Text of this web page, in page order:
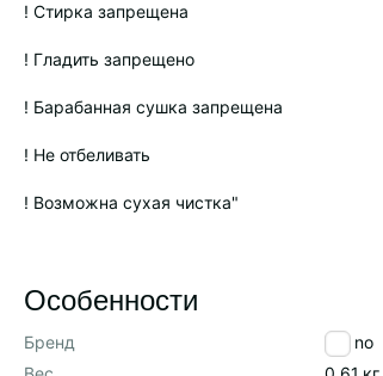
! Стирка запрещена
! Гладить запрещено
! Барабанная сушка запрещена
! Не отбеливать
! Возможна сухая чистка"
Особенности
Бренд
Tkano